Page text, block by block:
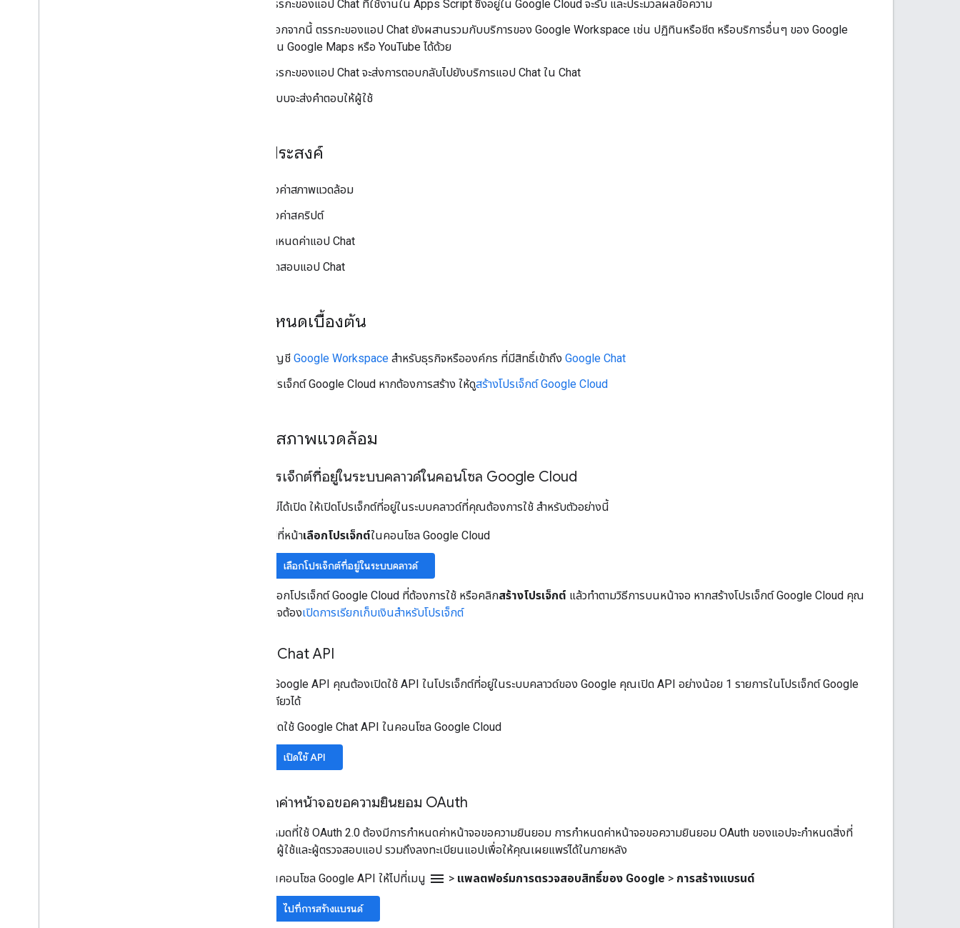
ตรรกะของแอป Chat ที่ใช้งานใน Apps Script ซึ่งอยู่ใน Google Cloud จะรับ และประมวลผลข้อความ
นอกจากนี้ ตรรกะของแอป Chat ยังผสานรวมกับบริการของ Google Workspace เช่น ปฏิทินหรือชีต หรือบริการอื่นๆ ของ Google
เช่น Google Maps หรือ YouTube ได้ด้วย
ตรรกะของแอป Chat จะส่งการตอบกลับไปยังบริการแอป Chat ใน Chat
ระบบจะส่งคำตอบให้ผู้ใช้
วัตถุประสงค์
ตั้งค่าสภาพแวดล้อม
ตั้งค่าสคริปต์
กำหนดค่าแอป Chat
ทดสอบแอป Chat
ข้อกำหนดเบื้องต้น
บัญชี Google Workspace สำหรับธุรกิจหรือองค์กร ที่มีสิทธิ์เข้าถึง Google Chat
โปรเจ็กต์ Google Cloud หากต้องการสร้าง ให้ดูสร้างโปรเจ็กต์ Google Cloud
ตั้งค่าสภาพแวดล้อม
เปิดโปรเจ็กต์ที่อยู่ในระบบคลาวด์ในคอนโซล Google Cloud
หากยังไม่ได้เปิด ให้เปิดโปรเจ็กต์ที่อยู่ในระบบคลาวด์ที่คุณต้องการใช้ สำหรับตัวอย่างนี้
ไปที่หน้าเลือกโปรเจ็กต์ในคอนโซล Google Cloud
เลือกโปรเจ็กต์ที่อยู่ในระบบคลาวด์
เลือกโปรเจ็กต์ Google Cloud ที่ต้องการใช้ หรือคลิกสร้างโปรเจ็กต์ แล้วทำตามวิธีการบนหน้าจอ หากสร้างโปรเจ็กต์ Google Cloud คุณ
อาจต้องเปิดการเรียกเก็บเงินสำหรับโปรเจ็กต์
เปิดใช้ Chat API
ก่อนใช้ Google API คุณต้องเปิดใช้ API ในโปรเจ็กต์ที่อยู่ในระบบคลาวด์ของ Google คุณเปิด API อย่างน้อย 1 รายการในโปรเจ็กต์ Google
Cloud เดียวได้
เปิดใช้ Google Chat API ในคอนโซล Google Cloud
เปิดใช้ API
กำหนดค่าหน้าจอขอความยินยอม OAuth
แอปทั้งหมดที่ใช้ OAuth 2.0 ต้องมีการกำหนดค่าหน้าจอขอความยินยอม การกำหนดค่าหน้าจอขอความยินยอม OAuth ของแอปจะกำหนดสิ่งที่
แสดงต่อผู้ใช้และผู้ตรวจสอบแอป รวมถึงลงทะเบียนแอปเพื่อให้คุณเผยแพร่ได้ในภายหลัง
ในคอนโซล Google API ให้ไปที่เมนู menu > แพลตฟอร์มการตรวจสอบสิทธิ์ของ Google > การสร้างแบรนด์
ไปที่การสร้างแบรนด์